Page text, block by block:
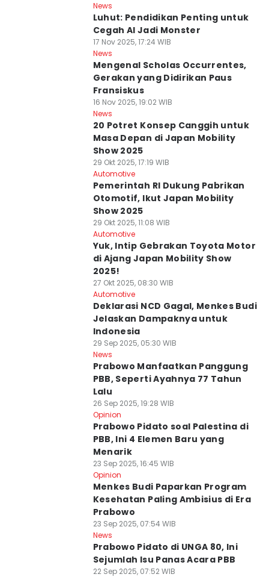
News
Luhut: Pendidikan Penting untuk
Cegah AI Jadi Monster
17 Nov 2025, 17:24 WIB
News
Mengenal Scholas Occurrentes,
Gerakan yang Didirikan Paus
Fransiskus
16 Nov 2025, 19:02 WIB
News
20 Potret Konsep Canggih untuk
Masa Depan di Japan Mobility
Show 2025
29 Okt 2025, 17:19 WIB
Automotive
Pemerintah RI Dukung Pabrikan
Otomotif, Ikut Japan Mobility
Show 2025
29 Okt 2025, 11:08 WIB
Automotive
Yuk, Intip Gebrakan Toyota Motor
di Ajang Japan Mobility Show
2025!
27 Okt 2025, 08:30 WIB
Automotive
Deklarasi NCD Gagal, Menkes Budi
Jelaskan Dampaknya untuk
Indonesia
29 Sep 2025, 05:30 WIB
News
Prabowo Manfaatkan Panggung
PBB, Seperti Ayahnya 77 Tahun
Lalu
26 Sep 2025, 19:28 WIB
Opinion
Prabowo Pidato soal Palestina di
PBB, Ini 4 Elemen Baru yang
Menarik
23 Sep 2025, 16:45 WIB
Opinion
Menkes Budi Paparkan Program
Kesehatan Paling Ambisius di Era
Prabowo
23 Sep 2025, 07:54 WIB
News
Prabowo Pidato di UNGA 80, Ini
Sejumlah Isu Panas Acara PBB
22 Sep 2025, 07:52 WIB